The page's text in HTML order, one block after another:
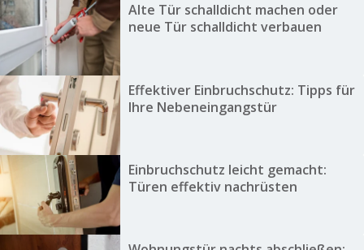
Alte Tür schalldicht machen oder
neue Tür schalldicht verbauen
Effektiver Einbruchschutz: Tipps für
Ihre Nebeneingangstür
Einbruchschutz leicht gemacht:
Türen effektiv nachrüsten